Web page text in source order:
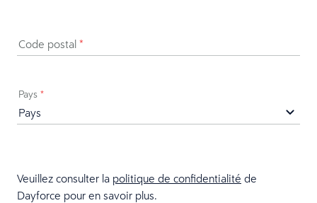
Code postal *
Pays *
Veuillez consulter la politique de confidentialité de
Dayforce pour en savoir plus.